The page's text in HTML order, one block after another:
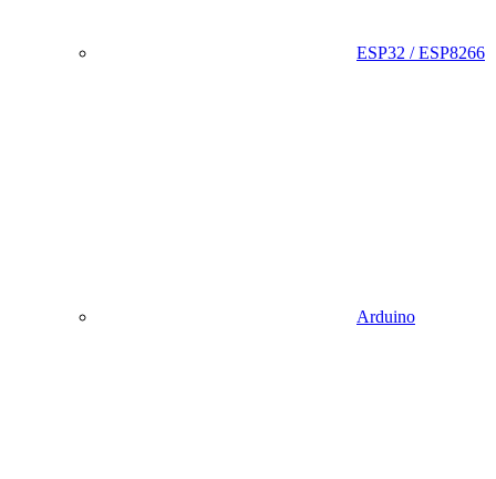
ESP32 / ESP8266
Arduino